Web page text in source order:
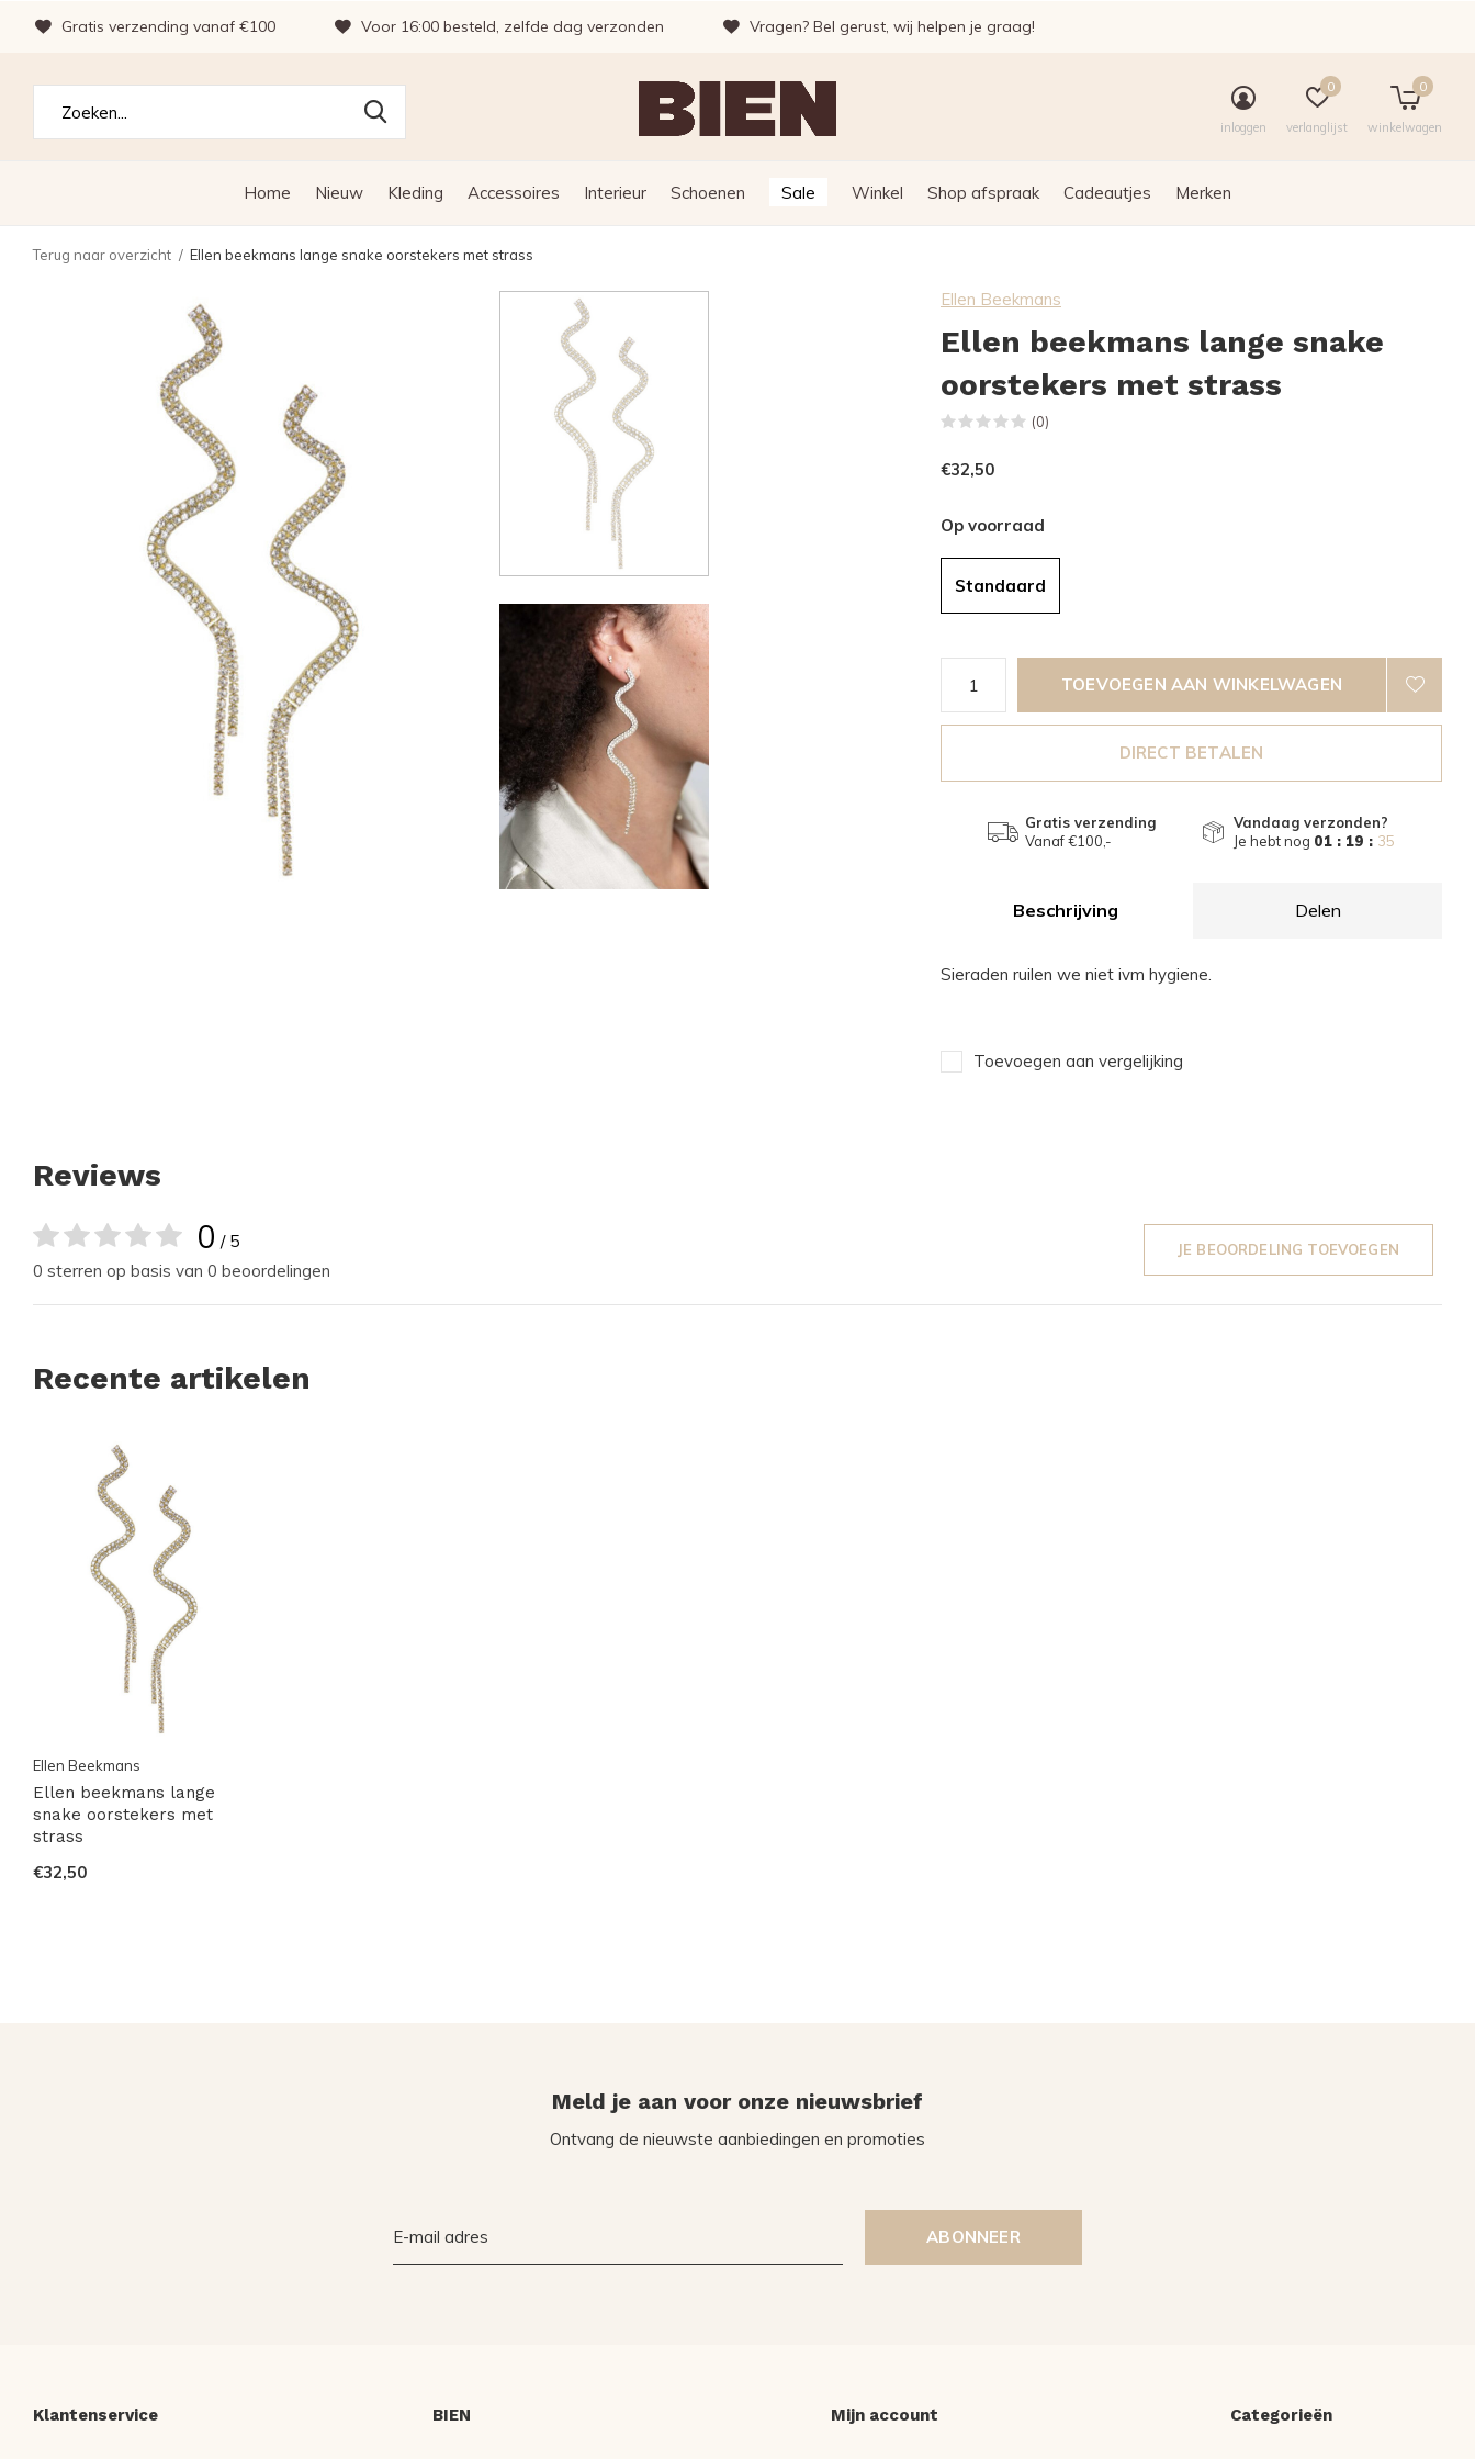
Home Nieuw Kleding Accessoires Interieur Schoenen Sale Winkel Shop afspraak Cadeautjes Merken
inloggen verlanglijst
0
winkelwagen
0
Gratis verzending vanaf €100 Voor 16:00 besteld, zelfde dag verzonden Vragen? Bel gerust, wij helpen je graag!
Terug naar overzicht Ellen beekmans lange snake oorstekers met strass
Ellen Beekmans
Ellen beekmans lange snake
oorstekers met strass
(0)
€32,50
Op voorraad
Standaard
TOEVOEGEN AAN WINKELWAGEN
DIRECT BETALEN
Gratis verzending
Vanaf €100,-
Vandaag verzonden?
Je hebt nog 01 : 19 : 33
Beschrijving Delen
Sieraden ruilen we niet ivm hygiene.
Toevoegen aan vergelijking
Reviews
0 / 5
0 sterren op basis van 0 beoordelingen
JE BEOORDELING TOEVOEGEN
Recente artikelen
Ellen Beekmans
Ellen beekmans lange
snake oorstekers met
strass
€32,50
Meld je aan voor onze nieuwsbrief
Ontvang de nieuwste aanbiedingen en promoties
ABONNEER
Klantenservice BIEN Mijn account Categorieën